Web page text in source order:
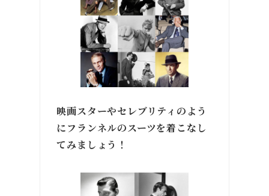
映画スターやセレブリティのよう
にフランネルのスーツを着こなし
てみましょう！